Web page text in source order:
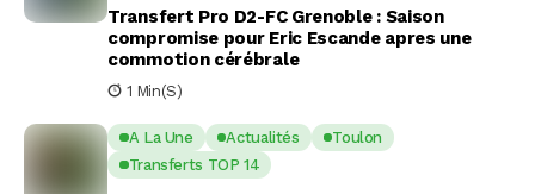
Transfert Pro D2-FC Grenoble : Saison
compromise pour Eric Escande apres une
commotion cérébrale
1 Min(s)
A La Une Actualités
Toulon
Transferts TOP 14